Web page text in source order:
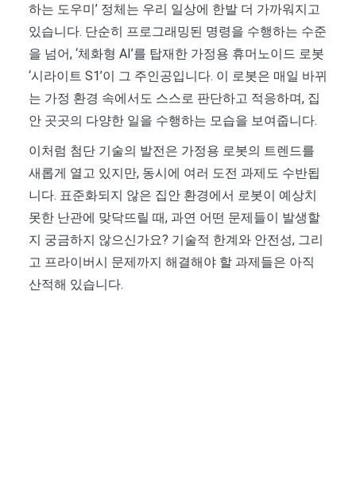
하는 도우미’ 정체는 우리 일상에 한발 더 가까워지고
있습니다. 단순히 프로그래밍된 명령을 수행하는 수준
을 넘어, ‘체화형 AI’를 탑재한 가정용 휴머노이드 로봇
‘시라이트 S1’이 그 주인공입니다. 이 로봇은 매일 바뀌
는 가정 환경 속에서도 스스로 판단하고 적응하며, 집
안 곳곳의 다양한 일을 수행하는 모습을 보여줍니다.
이처럼 첨단 기술의 발전은 가정용 로봇의 트렌드를
새롭게 열고 있지만, 동시에 여러 도전 과제도 수반됩
니다. 표준화되지 않은 집안 환경에서 로봇이 예상치
못한 난관에 맞닥뜨릴 때, 과연 어떤 문제들이 발생할
지 궁금하지 않으신가요? 기술적 한계와 안전성, 그리
고 프라이버시 문제까지 해결해야 할 과제들은 아직
산적해 있습니다.